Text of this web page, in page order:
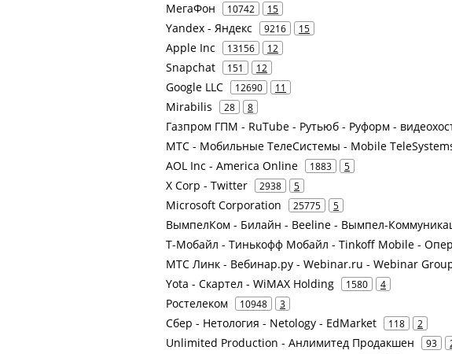
МегаФон 10742 15
Yandex - Яндекс 9216 15
Apple Inc 13156 12
Snapchat 151 12
Google LLC 12690 11
Mirabilis 28 8
Газпром ГПМ - RuTube - Рутьюб - Руформ -
МТС - Мобильные ТелеСистемы - Mobile
AOL Inc - America Online 1883 5
X Corp - Twitter 2938 5
Microsoft Corporation 25775 5
ВымпелКом - Билайн - Beeline - Вымпел-
Т-Мобайл - Тинькофф Мобайл - Tinkoff Mobile -
МТС Линк - Вебинар.ру - Webinar.ru - Webinar
Yota - Скартел - WiMAX Holding 1580 4
Ростелеком 10948 3
Сбер - Нетология - Netology - EdMarket 118 2
Unlimited Production - Анлимитед Продакшен 93